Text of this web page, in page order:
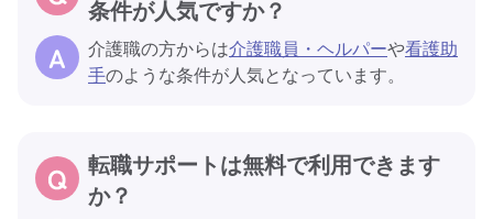
条件が人気ですか？
介護職の方からは介護職員・ヘルパーや看護助
手のような条件が人気となっています。
転職サポートは無料で利用できます
か？